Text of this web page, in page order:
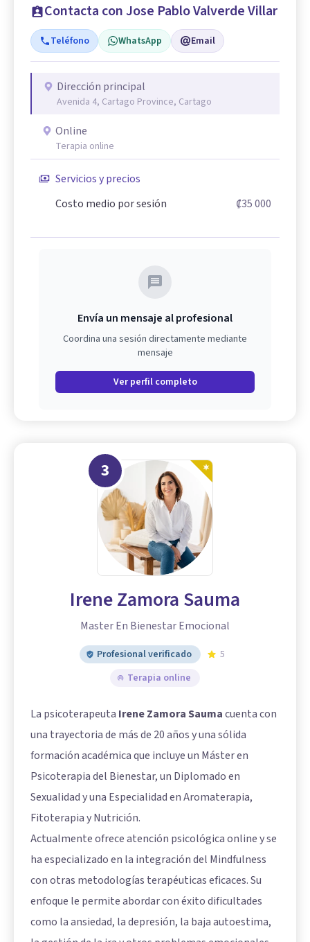
Contacta con Jose Pablo Valverde Villar
Teléfono WhatsApp Email
Dirección principal
Avenida 4, Cartago Province, Cartago
Online
Terapia online
Servicios y precios
Costo medio por sesión
₡35 000
Envía un mensaje al profesional
Coordina una sesión directamente mediante
mensaje
Ver perfil completo
3
Irene Zamora Sauma
Master En Bienestar Emocional
Profesional verificado
5
Terapia online
La psicoterapeuta Irene Zamora Saumacuenta con
una trayectoria de más de 20 años y una sólida
formación académica que incluye un Máster en
Psicoterapia del Bienestar, un Diplomado en
Sexualidad y una Especialidad en Aromaterapia,
Fitoterapia y Nutrición.
Actualmente ofrece atención psicológica online y se
ha especializado en la integración del Mindfulness
con otras metodologías terapéuticas eficaces. Su
enfoque le permite abordar con éxito dificultades
como la ansiedad, la depresión, la baja autoestima,